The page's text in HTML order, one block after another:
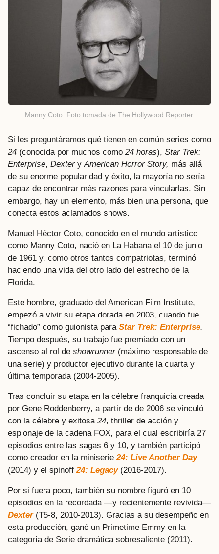
Manny Coto. Foto tomada de The Hollywood Reporter.
Si les preguntáramos qué tienen en común series como
24 (conocida por muchos como 24 horas), Star Trek:
Enterprise, Dextery American Horror Story, más allá
de su enorme popularidad y éxito, la mayoría no sería
capaz de encontrar más razones para vincularlas. Sin
embargo, hay un elemento, más bien una persona, que
conecta estos aclamados shows.
Manuel Héctor Coto, conocido en el mundo artístico
como Manny Coto, nació en La Habana el 10 de junio
de 1961 y, como otros tantos compatriotas, terminó
haciendo una vida del otro lado del estrecho de la
Florida.
Este hombre, graduado del American Film Institute,
empezó a vivir su etapa dorada en 2003, cuando fue
“fichado” como guionista para Star Trek: Enterprise.
Tiempo después, su trabajo fue premiado con un
ascenso al rol de showrunner(máximo responsable de
una serie) y productor ejecutivo durante la cuarta y
última temporada (2004-2005).
Tras concluir su etapa en la célebre franquicia creada
por Gene Roddenberry, a partir de de 2006 se vinculó
con la célebre y exitosa 24, thriller de acción y
espionaje de la cadena FOX, para el cual escribiría 27
episodios entre las sagas 6 y 10, y también participó
como creador en la miniserie24: Live Another Day
(2014) y el spinoff24: Legacy(2016-2017).
Por si fuera poco, también su nombre figuró en 10
episodios en la recordada —y recientemente revivida—
Dexter(T5-8, 2010-2013). Gracias a su desempeño en
esta producción, ganó un Primetime Emmy en la
categoría de Serie dramática sobresaliente (2011).